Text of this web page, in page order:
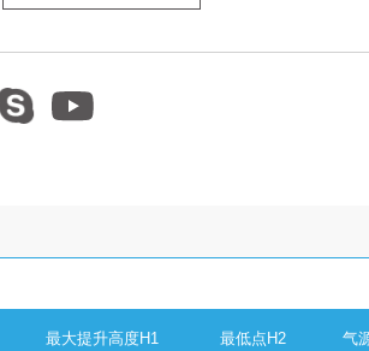
最大提升高度H1 最低点H2 气